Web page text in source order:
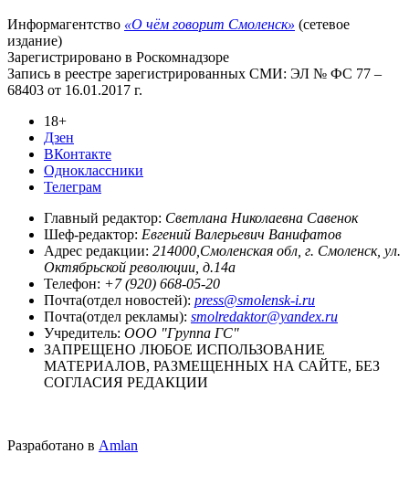
Информагентство «О чём говорит Смоленск» (сетевое
издание)
Зарегистрировано в Роскомнадзоре
Запись в реестре зарегистрированных СМИ: ЭЛ № ФС 77 –
68403 от 16.01.2017 г.
18+
Дзен
ВКонтакте
Одноклассники
Телеграм
Главный редактор: Светлана Николаевна Савенок
Шеф-редактор: Евгений Валерьевич Ванифатов
Адрес редакции: 214000,Смоленская обл, г. Смоленск, ул.
Октябрьской революции, д.14а
Телефон: +7 (920) 668-05-20
Почта(отдел новостей): press@smolensk-i.ru
Почта(отдел рекламы): smolredaktor@yandex.ru
Учредитель: ООО "Группа ГС"
ЗАПРЕЩЕНО ЛЮБОЕ ИСПОЛЬЗОВАНИЕ
МАТЕРИАЛОВ, РАЗМЕЩЕННЫХ НА САЙТЕ, БЕЗ
СОГЛАСИЯ РЕДАКЦИИ
Разработано в Amlan